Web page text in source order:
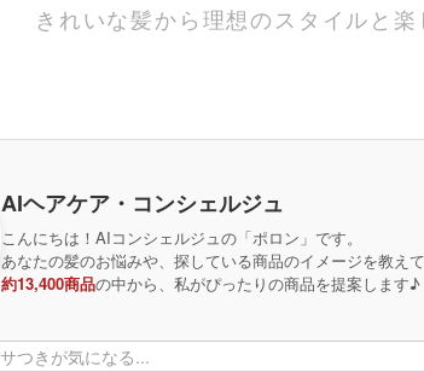
きれいな髪から理想のスタイルと
AIヘアケア・コンシェルジュ
こんにちは！AIコンシェルジュの「ポロン」です。
あなたの髪のお悩みや、探している商品のイメージを教えて
約13,400商品の中から、私がぴったりの商品を提案します♪